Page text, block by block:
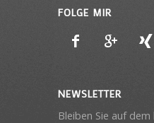
FOLGE MIR
NEWSLETTER
Bleiben Sie auf